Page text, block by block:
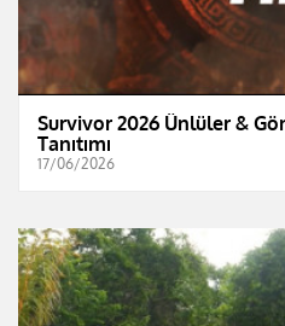
Survivor 2026 Ünlüler &
Tanıtımı
17/06/2026